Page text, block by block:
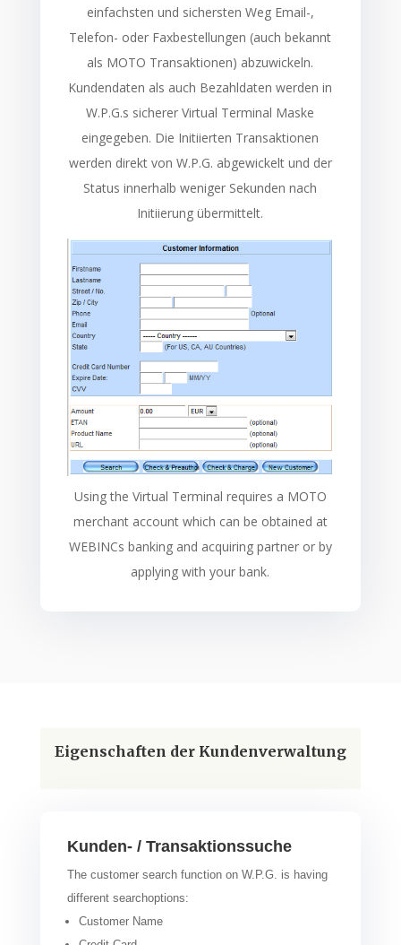
einfachsten und sichersten Weg Email-,
Telefon- oder Faxbestellungen (auch bekannt
als MOTO Transaktionen) abzuwickeln.
Kundendaten als auch Bezahldaten werden in
W.P.G.s sicherer Virtual Terminal Maske
eingegeben. Die Initiierten Transaktionen
werden direkt von W.P.G. abgewickelt und der
Status innerhalb weniger Sekunden nach
Initiierung übermittelt.
Using the Virtual Terminal requires a MOTO
merchant account which can be obtained at
WEBINCs banking and acquiring partner or by
applying with your bank.
Eigenschaften der Kundenverwaltung
Kunden- / Transaktionssuche
The customer search function on W.P.G. is having
different searchoptions:
Customer Name